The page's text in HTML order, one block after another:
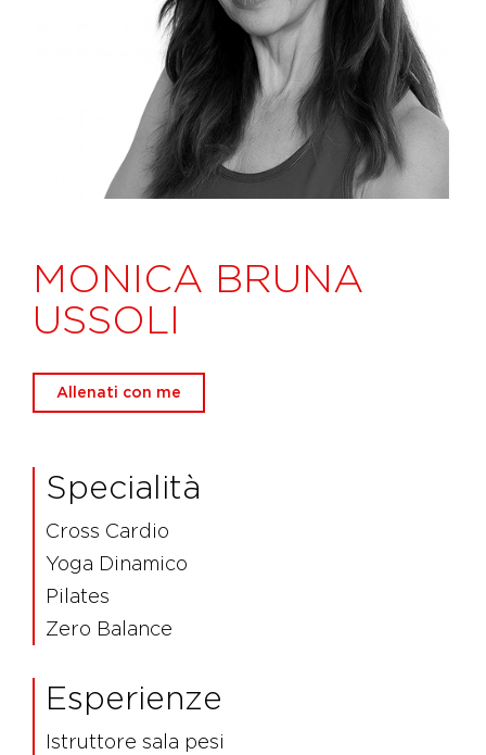
MONICA BRUNA
USSOLI
Allenati con me
Specialità
Cross Cardio
Yoga Dinamico
Pilates
Zero Balance
Esperienze
Istruttore sala pesi